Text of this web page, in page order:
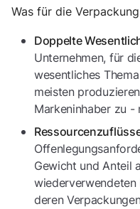
Was für die
Doppelte
Unternehmen, für
wesentliches
meisten
Markeninhaber zu -
Gewicht und Anteil
deren